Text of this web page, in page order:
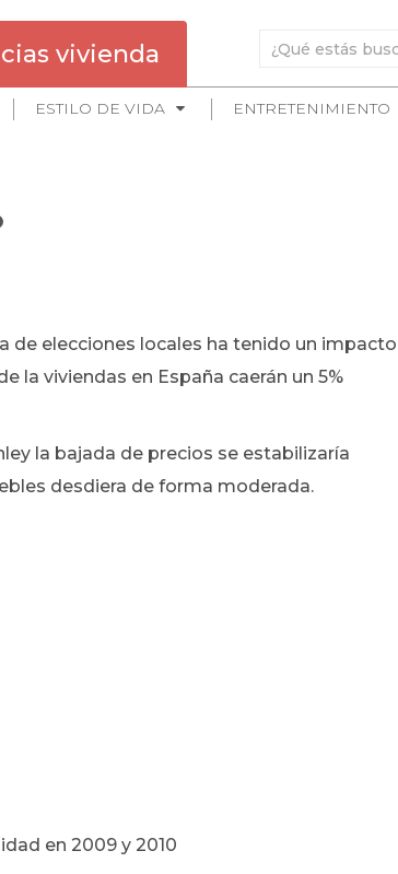
vivienda
ESTILO DE VIDA ENTRETENIMIENTO
de elecciones locales ha tenido un impacto
la viviendas en España caerán un 5%
la bajada de precios se estabilizaría
desdiera de forma moderada.
en 2009 y 2010